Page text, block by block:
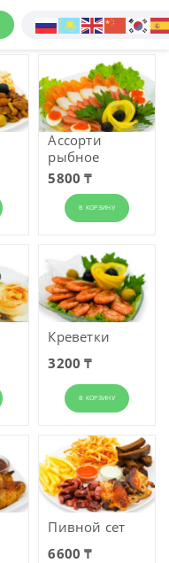
Ассорти
рыбное
5800 ₸
В КОРЗИНУ
Креветки
3200 ₸
В КОРЗИНУ
Пивной сет
6600 ₸